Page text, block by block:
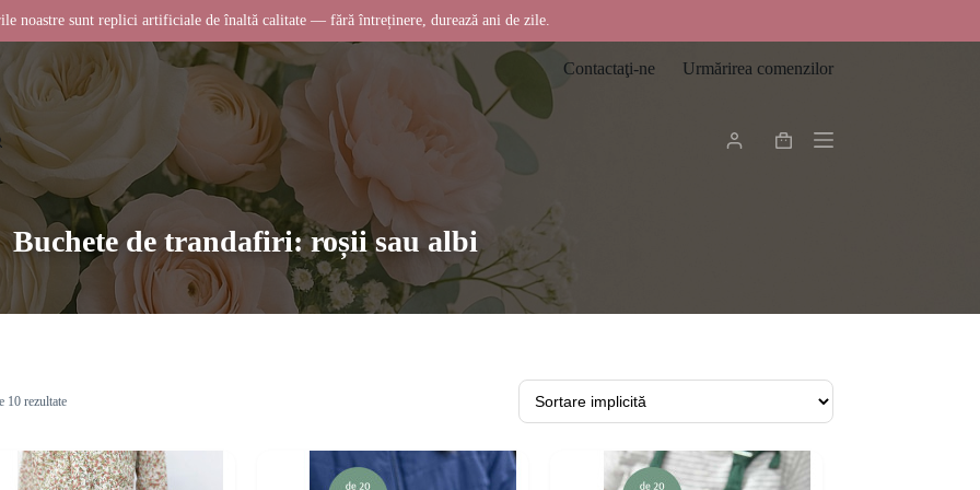
noastre sunt replici artificiale de înaltă calitate — fără întreținere, durează ani de zile.
Contactaţi-ne Urmărirea comenzilor
Coș
Buchete de trandafiri: roșii sau albi
10 rezultate